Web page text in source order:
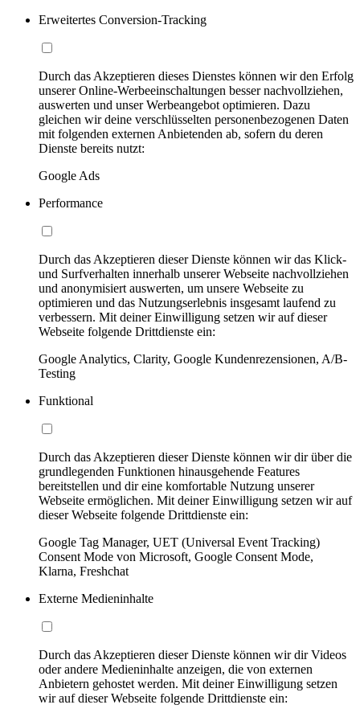
Erweitertes Conversion-Tracking
Durch das Akzeptieren dieses Dienstes können wir den Erfolg
unserer Online-Werbeeinschaltungen besser nachvollziehen,
auswerten und unser Werbeangebot optimieren. Dazu
gleichen wir deine verschlüsselten personenbezogenen Daten
mit folgenden externen Anbietenden ab, sofern du deren
Dienste bereits nutzt:
Google Ads
Performance
Durch das Akzeptieren dieser Dienste können wir das Klick-
und Surfverhalten innerhalb unserer Webseite nachvollziehen
und anonymisiert auswerten, um unsere Webseite zu
optimieren und das Nutzungserlebnis insgesamt laufend zu
verbessern. Mit deiner Einwilligung setzen wir auf dieser
Webseite folgende Drittdienste ein:
Google Analytics, Clarity, Google Kundenrezensionen, A/B-
Testing
Funktional
Durch das Akzeptieren dieser Dienste können wir dir über die
grundlegenden Funktionen hinausgehende Features
bereitstellen und dir eine komfortable Nutzung unserer
Webseite ermöglichen. Mit deiner Einwilligung setzen wir auf
dieser Webseite folgende Drittdienste ein:
Google Tag Manager, UET (Universal Event Tracking)
Consent Mode von Microsoft, Google Consent Mode,
Klarna, Freshchat
Externe Medieninhalte
Durch das Akzeptieren dieser Dienste können wir dir Videos
oder andere Medieninhalte anzeigen, die von externen
Anbietern gehostet werden. Mit deiner Einwilligung setzen
wir auf dieser Webseite folgende Drittdienste ein: